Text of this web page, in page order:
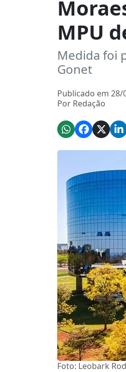
MPU
Medida foi
Gonet
Publicado em 28/
Por Redação
Foto: Leobark